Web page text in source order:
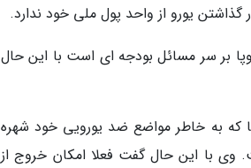
گذاشتن یورو از واحد پول ملی خود ندارد.
بر سر مسائل بودجه ای است با این حال
که به خاطر مواضع ضد یورویی خود شهره
وی با این حال گفت فعلا امکان خروج از